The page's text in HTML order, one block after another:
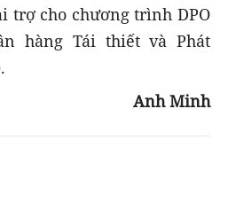
trợ cho chương trình DPO
hàng Tái thiết và Phát
Anh Minh